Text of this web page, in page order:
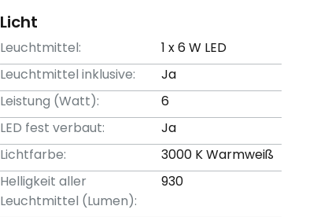
Licht
Leuchtmittel:
1 x 6 W LED
Leuchtmittel inklusive:
Ja
Leistung (Watt):
6
LED fest verbaut:
Ja
Lichtfarbe:
3000 K Warmweiß
Helligkeit aller
Leuchtmittel (Lumen):
930